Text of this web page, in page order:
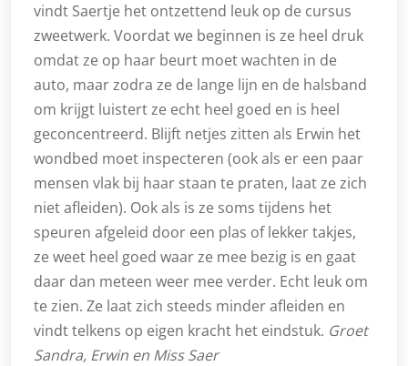
vindt Saertje het ontzettend leuk op de cursus
zweetwerk. Voordat we beginnen is ze heel druk
omdat ze op haar beurt moet wachten in de
auto, maar zodra ze de lange lijn en de halsband
om krijgt luistert ze echt heel goed en is heel
geconcentreerd. Blijft netjes zitten als Erwin het
wondbed moet inspecteren (ook als er een paar
mensen vlak bij haar staan te praten, laat ze zich
niet afleiden). Ook als is ze soms tijdens het
speuren afgeleid door een plas of lekker takjes,
ze weet heel goed waar ze mee bezig is en gaat
daar dan meteen weer mee verder. Echt leuk om
te zien. Ze laat zich steeds minder afleiden en
vindt telkens op eigen kracht het eindstuk. Groet
Sandra, Erwin en Miss Saer